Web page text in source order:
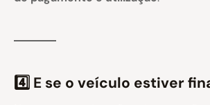
4️⃣ E se o veículo estiver